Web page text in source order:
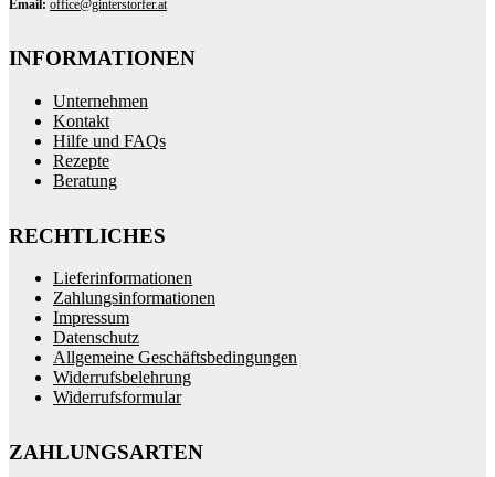
Email: office@ginterstorfer.at
INFORMATIONEN
Unternehmen
Kontakt
Hilfe und FAQs
Rezepte
Beratung
RECHTLICHES
Lieferinformationen
Zahlungsinformationen
Impressum
Datenschutz
Allgemeine Geschäftsbedingungen
Widerrufsbelehrung
Widerrufsformular
ZAHLUNGSARTEN